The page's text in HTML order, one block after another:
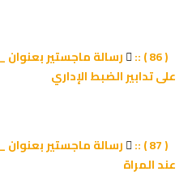
رسالة ماجستير بعنوان _
على تدابير الضبط الإداري
رسالة ماجستير بعنوان _
عند المراة